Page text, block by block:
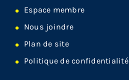
Espace membre
Nous joindre
Plan de site
Politique de confidentialité